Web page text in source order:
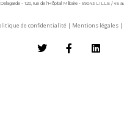
- 120, rue de l'Hôpital Militaire - 59043 LILLE / 45
de confidentialité | Mentions légales |